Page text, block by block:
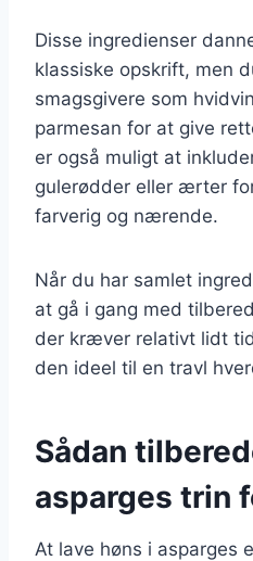
Disse ingredienser
klassiske opskrift, men
smagsgivere som
parmesan for at give
er også muligt at
gulerødder eller ærter
farverig og nærende.
Når du har samlet
at gå i gang med
der kræver relativt lidt
den ideel til en travl
Sådan
asparges trin
At lave høns i asparges